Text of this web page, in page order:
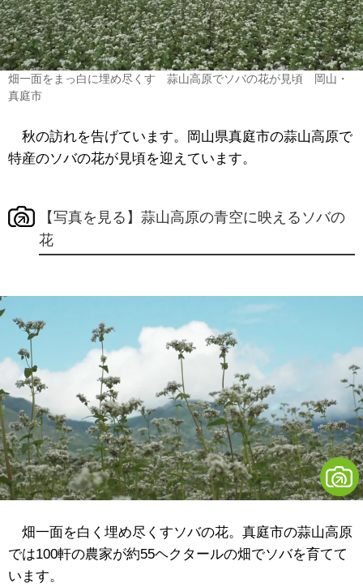
畑一面をまっ白に埋め尽くす 蒜山高原でソバの花が見頃 岡山・
真庭市
秋の訪れを告げています。岡山県真庭市の蒜山高原で
特産のソバの花が見頃を迎えています。
【写真を見る】蒜山高原の青空に映えるソバの
花
畑一面を白く埋め尽くすソバの花。真庭市の蒜山高原
では100軒の農家が約55ヘクタールの畑でソバを育てて
います。